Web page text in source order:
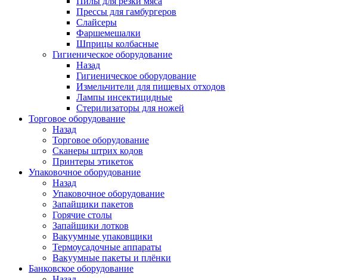
Прессы для гамбургеров
Слайсеры
Фаршемешалки
Шприцы колбасные
Гигиеническое оборудование
Назад
Гигиеническое оборудование
Измельчители для пищевых отходов
Лампы инсектицидные
Стерилизаторы для ножей
Торговое оборудование
Назад
Торговое оборудование
Сканеры штрих кодов
Принтеры этикеток
Упаковочное оборудование
Назад
Упаковочное оборудование
Запайщики пакетов
Горячие столы
Запайщики лотков
Вакуумные упаковщики
Термоусадочные аппараты
Вакуумные пакеты и плёнки
Банковское оборудование